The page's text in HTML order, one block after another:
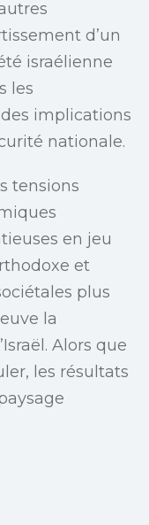
d’un
israélienne
les
implications
nationale.
tensions
en jeu
et
plus
la
Alors que
les résultats